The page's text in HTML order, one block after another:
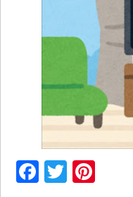
Facebook
Twitter